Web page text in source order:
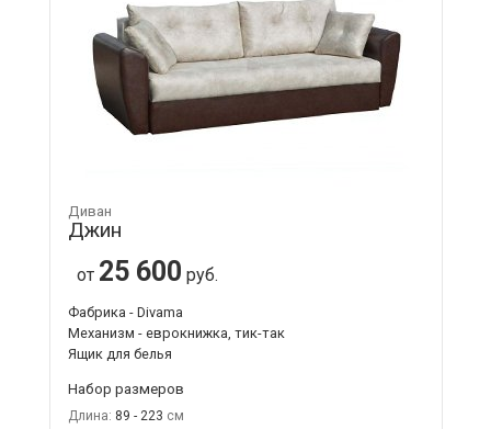
Диван
Джин
от 25 600 руб.
Фабрика - Divama
Механизм - еврокнижка, тик-так
Ящик для белья
Набор размеров
Длина: 89 - 223